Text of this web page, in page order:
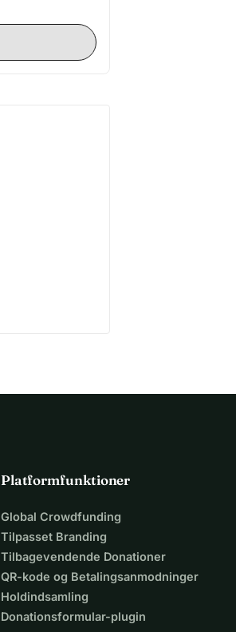
Platformfunktioner
Global Crowdfunding
Tilpasset Branding
Tilbagevendende Donationer
QR-kode og Betalingsanmodninger
Holdindsamling
Donationsformular-plugin